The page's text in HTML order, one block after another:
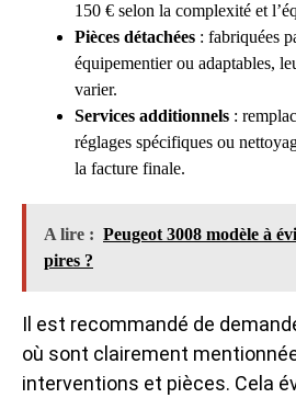
150 € selon la complexité et
Pièces détachées : fabriquées
équipementier ou adaptables,
varier.
Services additionnels :
réglages spécifiques ou
la facture finale.
A lire : Peugeot 3008 modèle à
pires ?
Il est recommandé de
où sont clairement
interventions et pièces. Cela